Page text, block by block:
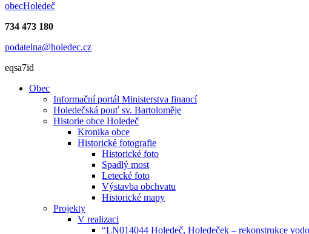
obecHoledeč
734 473 180
podatelna@holedec.cz
eqsa7id
Obec
Informační portál Ministerstva financí
Holedečská pouť sv. Bartoloměje
Historie obce Holedeč
Kronika obce
Historické fotografie
Historické foto
Spadlý most
Letecké foto
Výstavba obchvatu
Historické mapy
Projekty
V realizaci
“LN014044 Holedeč, Holedeček – rekonstrukce